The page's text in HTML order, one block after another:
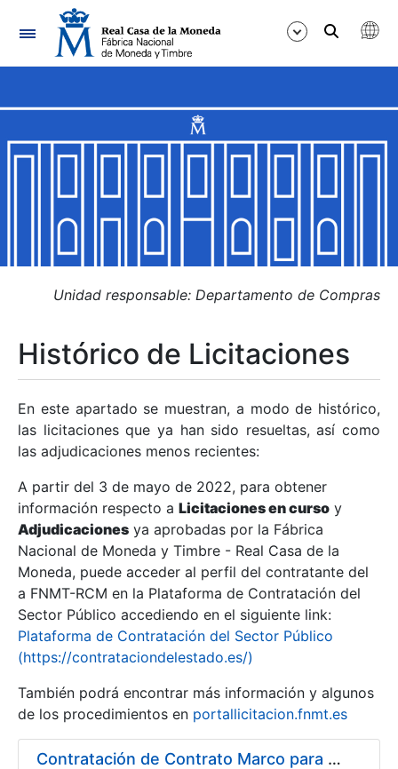
Navegación
Mostrar/Ocultar
Mostrar/Ocultar
Mostrar/Ocultar
Mostrar/Ocultar
Mostrar/Ocultar
Mostrar/Ocultar
Unidad responsable: Departamento de Compras
Histórico de Licitaciones
En este apartado se muestran, a modo de histórico,
las licitaciones que ya han sido resueltas, así como
las adjudicaciones menos recientes:
A partir del 3 de mayo de 2022, para obtener
información respecto a Licitaciones en curso y
Adjudicaciones ya aprobadas por la Fábrica
Nacional de Moneda y Timbre - Real Casa de la
Moneda, puede acceder al perfil del contratante del
a FNMT-RCM en la Plataforma de Contratación del
Sector Público accediendo en el siguiente link:
Plataforma de Contratación del Sector Público
(https://contrataciondelestado.es/)
También podrá encontrar más información y algunos
de los procedimientos en portallicitacion.fnmt.es
Contratación de Contrato Marco para el Suministro de Material de Fontanería y Repuestos de Aire Acondicionado, bienio 2018-2019